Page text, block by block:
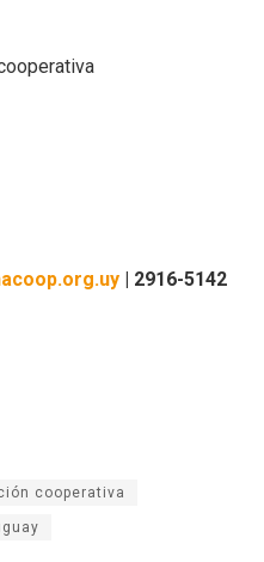
| 2916-5142
cooperativa